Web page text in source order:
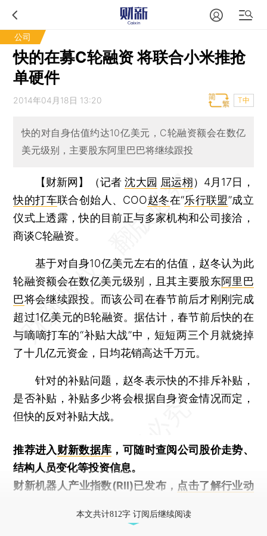
公司
快的在募C轮融资 将联合小米推抢
单硬件
2014年04月18日 13:20 T中
快的对自身估值约达10亿美元，C轮融资额会在数亿
美元级别，主要股东阿里巴巴将继续跟投
【财新网】（记者沈大园 屈运栩） 4月17日，
快的打车联合创始人、COO赵冬在“乐行联盟”成立
仪式上透露，快的目前正与多家机构和公司接洽，
商谈C轮融资。
基于对自身10亿美元左右的估值，赵冬认为此
轮融资额会在数亿美元级别，且其主要股东阿里巴
巴将会继续跟投。而该公司在春节前后才刚刚完成
超过1亿美元的B轮融资。据估计，春节前后快的在
与嘀嘀打车的“补贴大战”中，短短两三个月就烧掉
了十几亿元资金，日均花销高达千万元。
针对的补贴问题，赵冬表示快的不排斥补贴，
是否补贴，补贴多少将会根据自身资金情况而定，
但快的反对补贴大战。
推荐进入财新数据库 ，可随时查阅公司股价走势、
结构人员变化等投资信息。
财新机器人产业指数(RII)已发布， 点击了解行业动
本文共计812字 订阅后继续阅读